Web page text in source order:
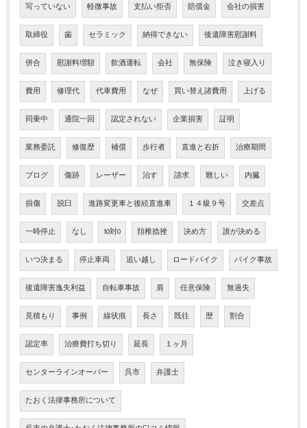
写っていない 軽微事故 支払い拒否 賠償金 会社の損害
取締役 歯 セラミック 納得できない 後遺障害慰謝料
併合 慰謝料増額 飲酒運転 会社 無保険 泣き寝入り
費用 修理代 代車費用 なぜ 買い替え諸費用 上げる
同乗中 通院一回 認定されない 企業損害 証明
業務委託 修復歴 補償 歩行者 直進と右折 治療期間
ブログ 傷跡 レーザー 治す 請求 難しい 内臓
損傷 脱臼 進路変更車と後続直進車 １４級９号 交差点
一時停止 なし 10対0 頚椎捻挫 決め方 誰が決める
いつ決まる 停止車両 追い越し ロードバイク バイク事故
後遺障害逸失利益 自転車事故 肩 任意保険 無過失
見積もり 事例 線状痕 長さ 既往 歴 割合
認定率 治療費打ち切り 延長 １ヶ月
センターラインオーバー 呉市 弁護士
たおく法律事務所について